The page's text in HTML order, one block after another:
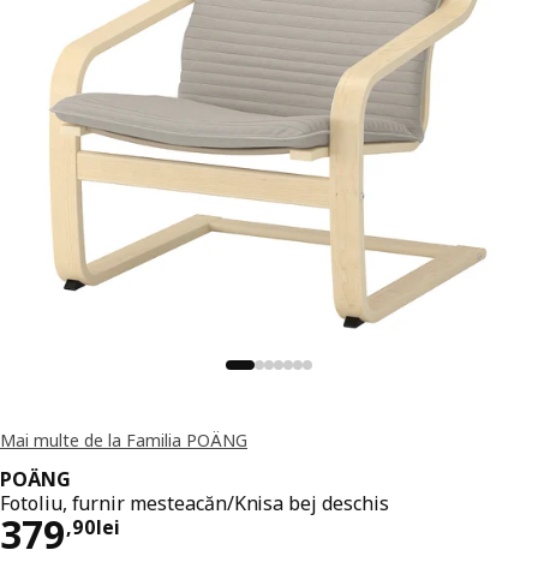
Mai multe de la Familia POÄNG
POÄNG
Fotoliu, furnir mesteacăn/Knisa bej deschis
379,90lei
Preț 379,90lei